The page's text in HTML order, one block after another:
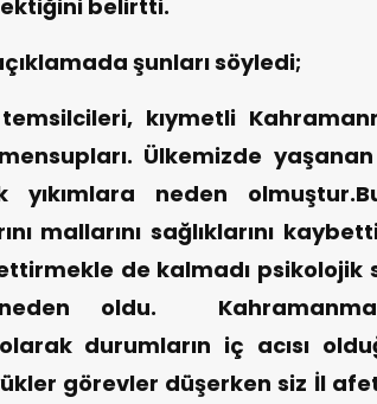
belirtti.
şunları söyledi;
temsilcileri, kıymetli
Ülkemizde
yıkımlara neden
mallarını sağlıklarını
de kalmadı psikolojik
neden oldu.
durumların iç acısı
görevler düşerken siz İl